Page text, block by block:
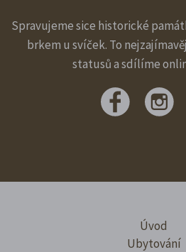
Spravujeme sice historické
brkem u svíček. To
statusů a sdílíme
Úvod
Ubytování